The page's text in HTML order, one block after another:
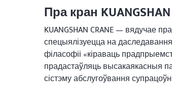
Пра кран KUANGSHAN
KUANGSHAN CRANE — вядучае
спецыялізуецца на
філасофіі «кіраваць
прадастаўляць высакаякасныя
сістэму абслугоўвання